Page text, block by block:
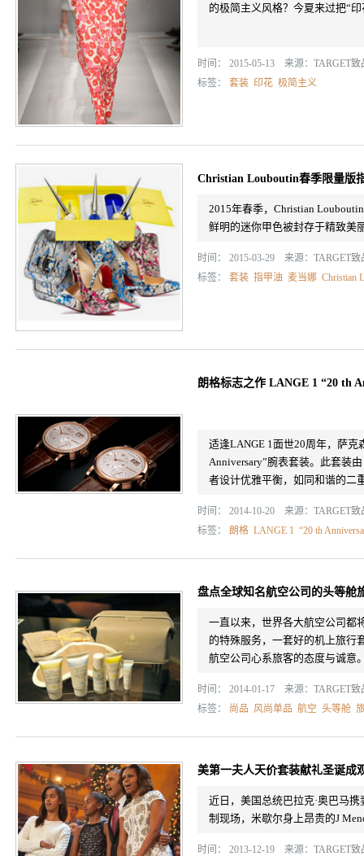
的极简主义风格？今夏来过把“
时间： 2015-05-13 来源： TARGET致
标签： 套装 印花 极简主义
Christian Louboutin春季限量版
2015年春季，Christian
鲜明的迷你甲色被封存于精致美
时间： 2015-03-29 来源： TARGET致
标签： 套装 指甲油 麦当娜 Christian
朗格标志之作 LANGE 1 “20 th
适逢LANGE 1面世20周年，萨克
Anniversary”腕表套装。此套装
者设计优雅平衡，如同和谐的二
时间： 2014-10-20 来源： TARGET致
标签：
朗格 LANGE 1 “20 th
盘点全球知名航空公司的头等舱
一直以来，世界各大航空公司都
的特殊服务，一套好的机上旅行
航空公司心系旅客的态度与诚意
时间： 2014-01-17 来源： TARGET致
标签： 尚品 风尚单品 航空 头等舱
美第一夫人天价套装献礼圣诞成
近日，美国总统巴拉克·奥巴马
制现场，米歇尔身上昂贵的J
时间： 2013-12-19 来源： TARGET致